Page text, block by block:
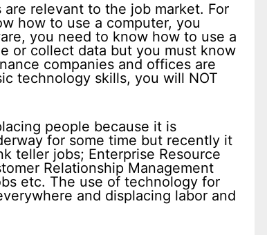
relevant to the job market. For
how to use a computer, you
you need to know how to use a
or collect data but you must know
companies and offices are
technology skills, you will NOT
people because it is
for some time but recently it
teller jobs; Enterprise Resource
Relationship Management
etc. The use of technology for
and displacing labor and